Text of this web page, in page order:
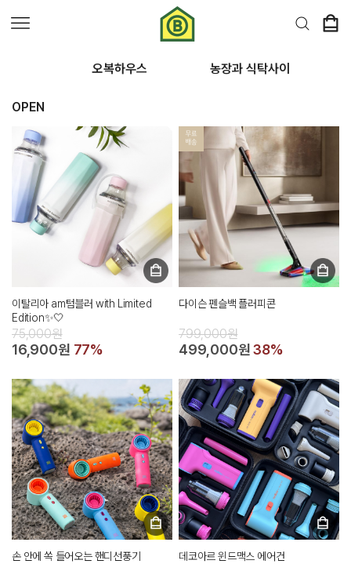
오복하우스 농장과 식탁사이
OPEN
이탈리아 am텀블러 with Limited
Edition✨🤍
75,000원
16,900원 77%
다이슨 펜슬백 플러피콘
799,000원
499,000원 38%
손 안에 쏙 들어오는 핸디선풍기 데코아르 윈드맥스 에어건